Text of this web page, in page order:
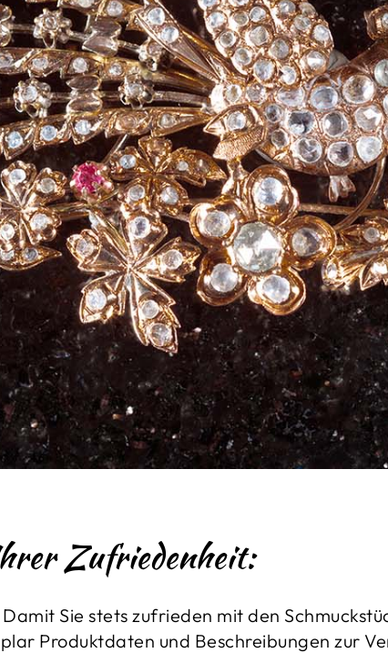
Zufriedenheit:
Sie stets zufrieden mit den
Produktdaten und Beschreibungen zur